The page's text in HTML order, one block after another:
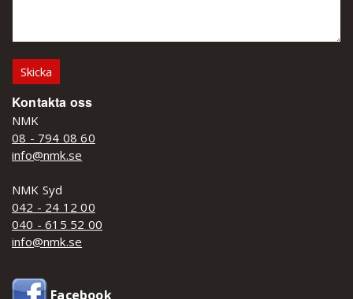
Kontakta oss
NMK
08 - 794 08 60
info@nmk.se
NMK Syd
042 - 24 12 00
040 - 615 52 00
info@nmk.se
Facebook